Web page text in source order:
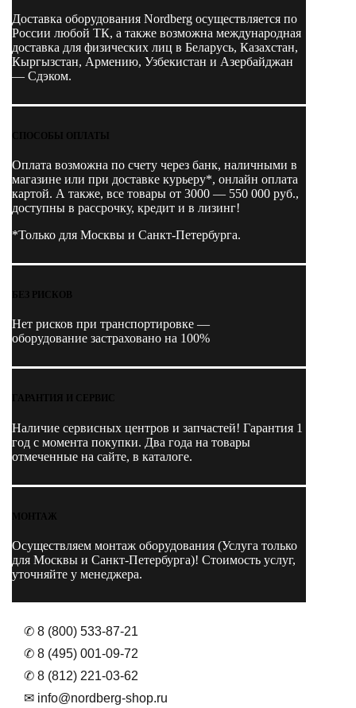
Доставка оборудования Nordberg осуществляется по
России любой ТК, а также возможна международная
доставка для физических лиц в Беларусь, Казахстан,
Кыргызстан, Армению, Узбекистан и Азербайджан
— Сдэком.
СПОСОБЫ ОПЛАТЫ
Оплата возможна по счету через банк, наличными в
магазине или при доставке курьеру*, онлайн оплата
картой. А также, все товары от 3000 — 550 000 руб.,
доступны в рассрочку, кредит и в лизинг!
*Только для Москвы и Санкт-Петербурга.
БЕЗ РИСКОВ
Нет рисков при транспортировке —
оборудование застраховано на 100%
ГАРАНТИЯ И СЕРВИС
Наличие сервисных центров и запчастей! Гарантия 1
год с момента покупки. Два года на товары
отмеченные на сайте, в каталоге.
МОНТАЖ
Осуществляем монтаж оборудования (Услуга только
для Москвы и Санкт-Петербурга)! Стоимость услуг,
уточняйте у менеджера.
✆ 8 (800) 533-87-21
✆ 8 (495) 001-09-72
✆ 8 (812) 221-03-62
✉ info@nordberg-shop.ru